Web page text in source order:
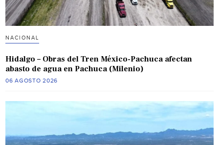
NACIONAL
Hidalgo – Obras del Tren México-Pachuca afectan
abasto de agua en Pachuca (Milenio)
06 AGOSTO 2026